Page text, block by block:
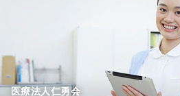
月給25万円以上可
医療法人仁勇会